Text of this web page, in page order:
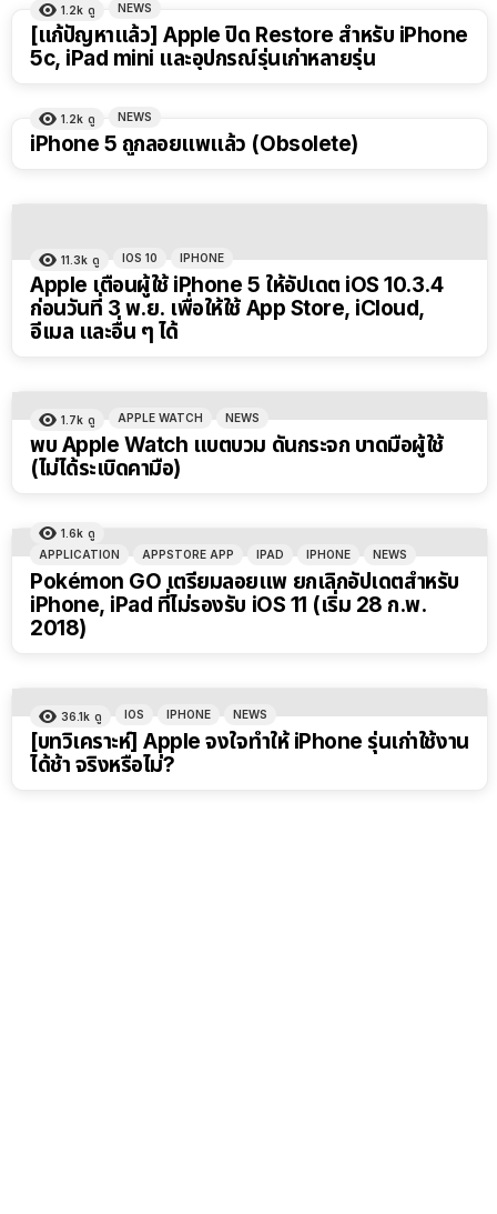
1.2k ดู NEWS
[แก้ปัญหาแล้ว] Apple ปิด Restore สำหรับ iPhone
5c, iPad mini และอุปกรณ์รุ่นเก่าหลายรุ่น
1.2k ดู NEWS
iPhone 5 ถูกลอยแพแล้ว (Obsolete)
11.3k ดู IOS 10 IPHONE
Apple เตือนผู้ใช้ iPhone 5 ให้อัปเดต iOS 10.3.4
ก่อนวันที่ 3 พ.ย. เพื่อให้ใช้ App Store, iCloud,
อีเมล และอื่น ๆ ได้
1.7k ดู APPLE WATCH NEWS
พบ Apple Watch แบตบวม ดันกระจก บาดมือผู้ใช้
(ไม่ได้ระเบิดคามือ)
1.6k ดู
APPLICATION
APPSTORE APP IPAD IPHONE NEWS
Pokémon GO เตรียมลอยแพ ยกเลิกอัปเดตสำหรับ
iPhone, iPad ที่ไม่รองรับ iOS 11 (เริ่ม 28 ก.พ.
2018)
36.1k ดู IOS IPHONE NEWS
[บทวิเคราะห์] Apple จงใจทำให้ iPhone รุ่นเก่าใช้งาน
ได้ช้า จริงหรือไม่?